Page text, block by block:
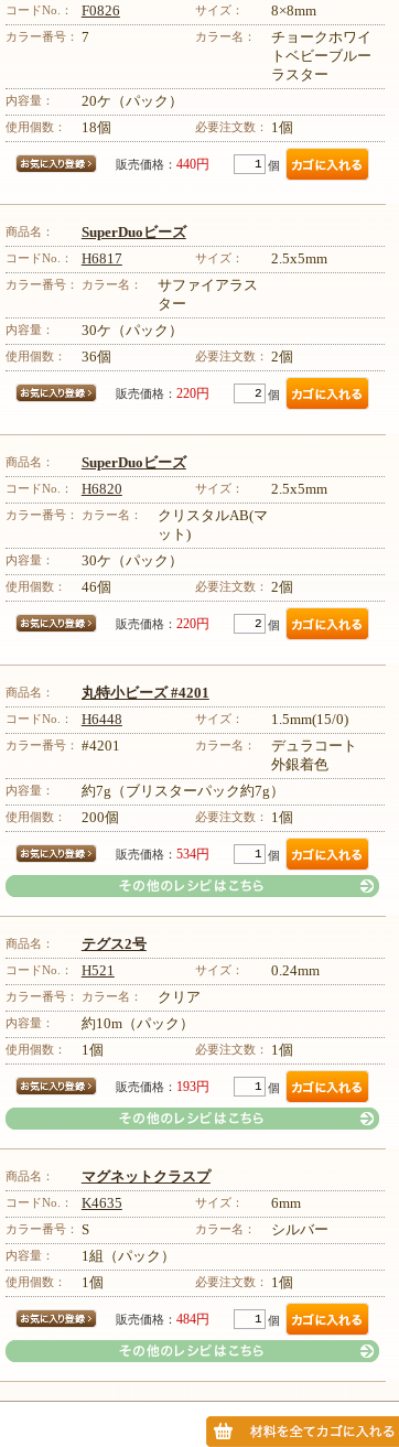
コードNo.： F0826 サイズ： 8×8mm
カラー番号： 7 カラー名：
チョークホワイ
トベビーブルー
ラスター
内容量： 20ケ（パック）
使用個数： 18個 必要注文数： 1個
販売価格： 440円 個
商品名： SuperDuoビーズ
コードNo.： H6817 サイズ： 2.5x5mm
カラー番号： カラー名：
サファイアラス
ター
内容量： 30ケ（パック）
使用個数： 36個 必要注文数： 2個
販売価格： 220円 個
商品名： SuperDuoビーズ
コードNo.： H6820 サイズ： 2.5x5mm
カラー番号： カラー名：
クリスタルAB(マ
ット)
内容量： 30ケ（パック）
使用個数： 46個 必要注文数： 2個
販売価格： 220円 個
商品名： 丸特小ビーズ #4201
コードNo.： H6448 サイズ： 1.5mm(15/0)
カラー番号： #4201 カラー名：
デュラコート
外銀着色
内容量： 約7g（ブリスターパック約7g）
使用個数： 200個 必要注文数： 1個
販売価格： 534円 個
その他のレシピはこちら
商品名： テグス2号
コードNo.： H521 サイズ： 0.24mm
カラー番号： カラー名： クリア
内容量： 約10m（パック）
使用個数： 1個 必要注文数： 1個
販売価格： 193円 個
その他のレシピはこちら
商品名： マグネットクラスプ
コードNo.： K4635 サイズ： 6mm
カラー番号： S カラー名： シルバー
内容量： 1組（パック）
使用個数： 1個 必要注文数： 1個
販売価格： 484円 個